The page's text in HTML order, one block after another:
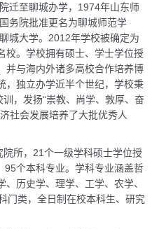
迁至聊城办学，1974年山东师
务院批准更名为聊城师范学
城大学。2012年学校被确定为
校。学校拥有硕士、学士学位授
并与海内外诸多高校合作培养博
，独立办学近半个世纪，学校秉
，发扬“崇教、尚学、敦厚、奋
社会发展培养了大批优秀人
所，21个一级学科硕士学位授
个本科专业。学科专业涵盖哲
历史学、理学、工学、农学、
门类，全日制在校本科生、研究